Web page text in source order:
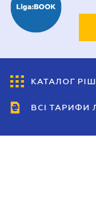
КАТАЛОГ
ВСІ ТАРИФИ